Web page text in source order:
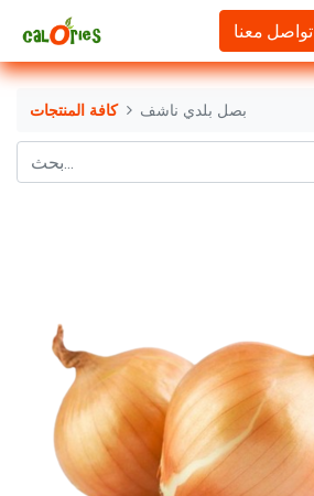
تواصل معنا
كافة المنتجات بصل بلدي ناشف